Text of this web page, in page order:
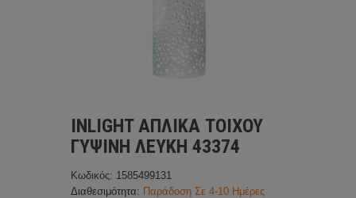
INLIGHT ΑΠΛΙΚΑ ΤΟΙΧΟΥ
ΓΥΨΙΝΗ ΛΕΥΚΗ 43374
Κωδικός: 1585499131
Διαθεσιμότητα: Παράδοση Σε 4-10 Ημέρες